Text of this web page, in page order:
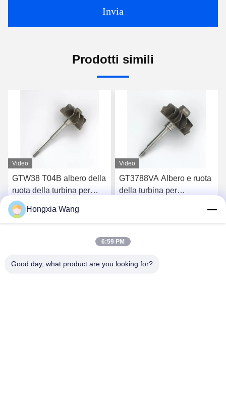
Invia
Prodotti simili
Video
GTW38 T04B albero della
ruota della turbina per
turbocompressori 407276-
6 407276-19 446905-2
446905-5Chatta Adesso
Video
GT3788VA Albero e ruota
della turbina per
5002S
Chatta Adesso
Hongxia Wang
6:59 PM
Good day, what product are you looking for?